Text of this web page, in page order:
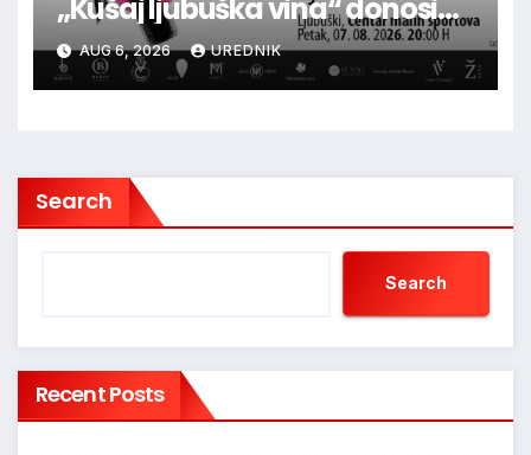
„Kušaj ljubuška vina“ donosi
vrhunska vina, gastronomiju i
glazbu
AUG 6, 2026 UREDNIK
Search
Search
Recent Posts